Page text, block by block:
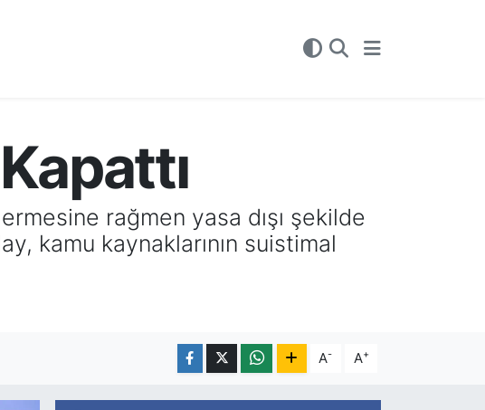
rağmen yasa dışı şekilde
kamu kaynaklarının suistimal
A- A+